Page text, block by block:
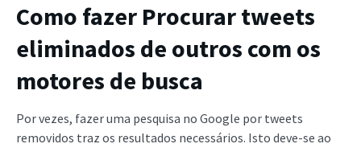
Como fazer Procurar tweets
eliminados de outros com os
motores de busca
Por vezes, fazer uma pesquisa no Google por tweets
removidos traz os resultados necessários. Isto deve-se ao